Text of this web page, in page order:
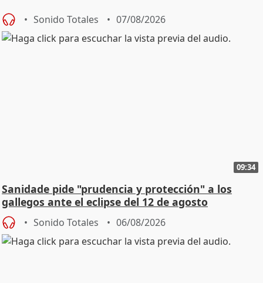
Sonido Totales 07/08/2026
09:34
Sanidade pide "prudencia y protección" a los
gallegos ante el eclipse del 12 de agosto
Sonido Totales 06/08/2026